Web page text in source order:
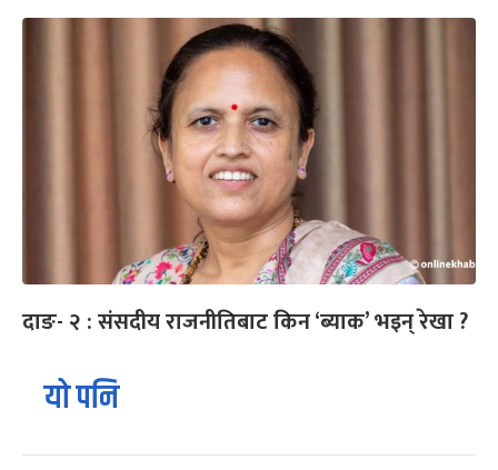
दाङ- २ : संसदीय राजनीतिबाट किन ‘ब्याक’ भइन् रेखा ?
यो पनि